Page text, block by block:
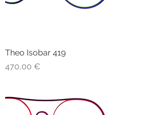
Theo Isobar 419
Prezzo
470,00 €